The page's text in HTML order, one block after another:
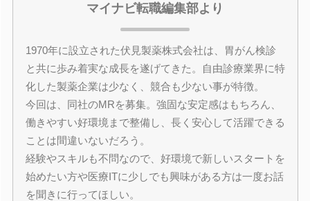
マイナビ転職編集部より
1970年に設立された伏見製薬株式会社は、胃がん検診
と共に歩み着実な成長を遂げてきた。自由診療業界に特
化した製薬企業は少なく、競合も少ない事が特徴。
今回は、同社のMRを募集。強固な安定感はもちろん、
働きやすい好環境まで整備し、長く安心して活躍できる
ことは間違いないだろう。
経験やスキルも不問なので、好環境で新しいスタートを
始めたい方や医療ITに少しでも興味がある方は一度お話
を聞きに行ってほしい。